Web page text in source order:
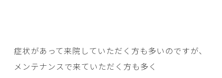
症状があって来院していただく方も多いのですが、
メンテナンスで来ていただく方も多く